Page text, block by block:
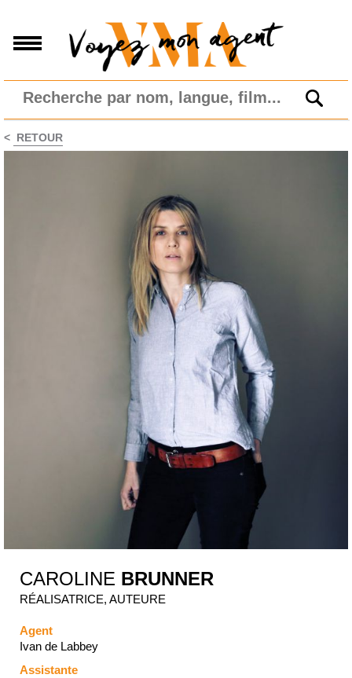
< RETOUR
CAROLINE BRUNNER
RÉALISATRICE, AUTEURE
Agent
Ivan de Labbey
Assistante